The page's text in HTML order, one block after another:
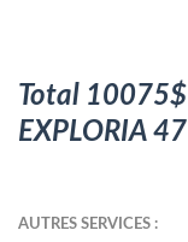
Total 10075$
EXPLORIA 47
AUTRES SERVICES :